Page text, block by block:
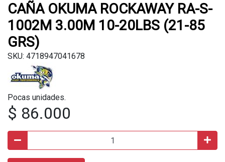
CAÑA OKUMA ROCKAWAY RA-S-
1002M 3.00M 10-20LBS (21-85
GRS)
SKU: 4718947041678
Pocas unidades.
$ 86.000